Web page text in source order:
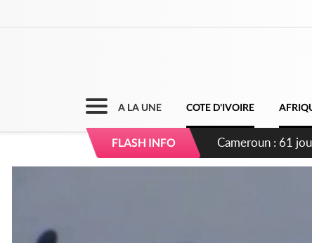
A LA UNE COTE D'IVOIRE
FLASH INFO Côte d'Ivoire : Fin